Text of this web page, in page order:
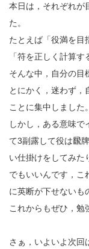
本日は，それぞれが
た。
たとえば「役満を目
「符を正しく計算す
そんな中，自分の目
とにかく，迷わず，
ことに集中しました。
しかし，ある意味で
て3副露して役は飜
い仕掛けをしてみた
でもいいんです，こ
に英断が下せないも
これからもぜひ，勉
さぁ，いよいよ次回